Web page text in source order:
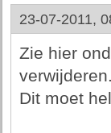
23-07-2011,
Zie hier
verwijderen.
Dit moet